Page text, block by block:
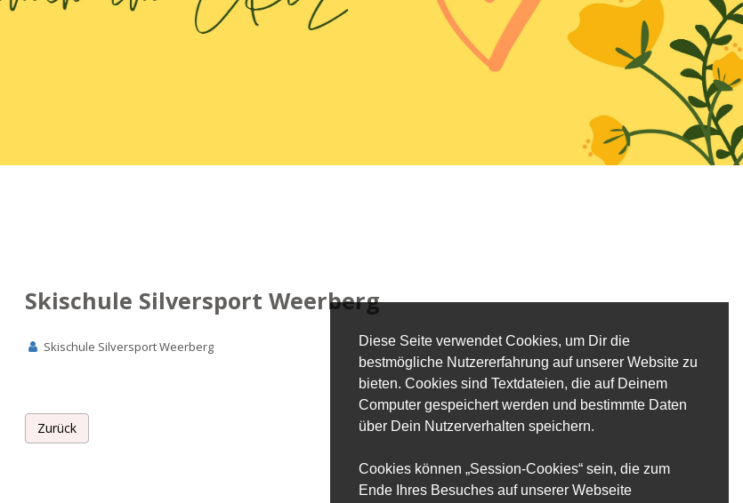
Diese Seite verwendet Cookies, um Dir die
bestmögliche Nutzererfahrung auf unserer Website zu
bieten. Cookies sind Textdateien, die auf Deinem
Computer gespeichert werden und bestimmte Daten
über Dein Nutzerverhalten speichern.
Cookies können „Session-Cookies“ sein, die zum
Ende Ihres Besuches auf unserer Webseite
Skischule Silversport Weerberg
Skischule Silversport Weerberg
Zurück